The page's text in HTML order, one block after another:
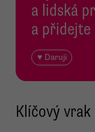
a lidská
a přidejte
♥ Daruji
Klíčový vrak